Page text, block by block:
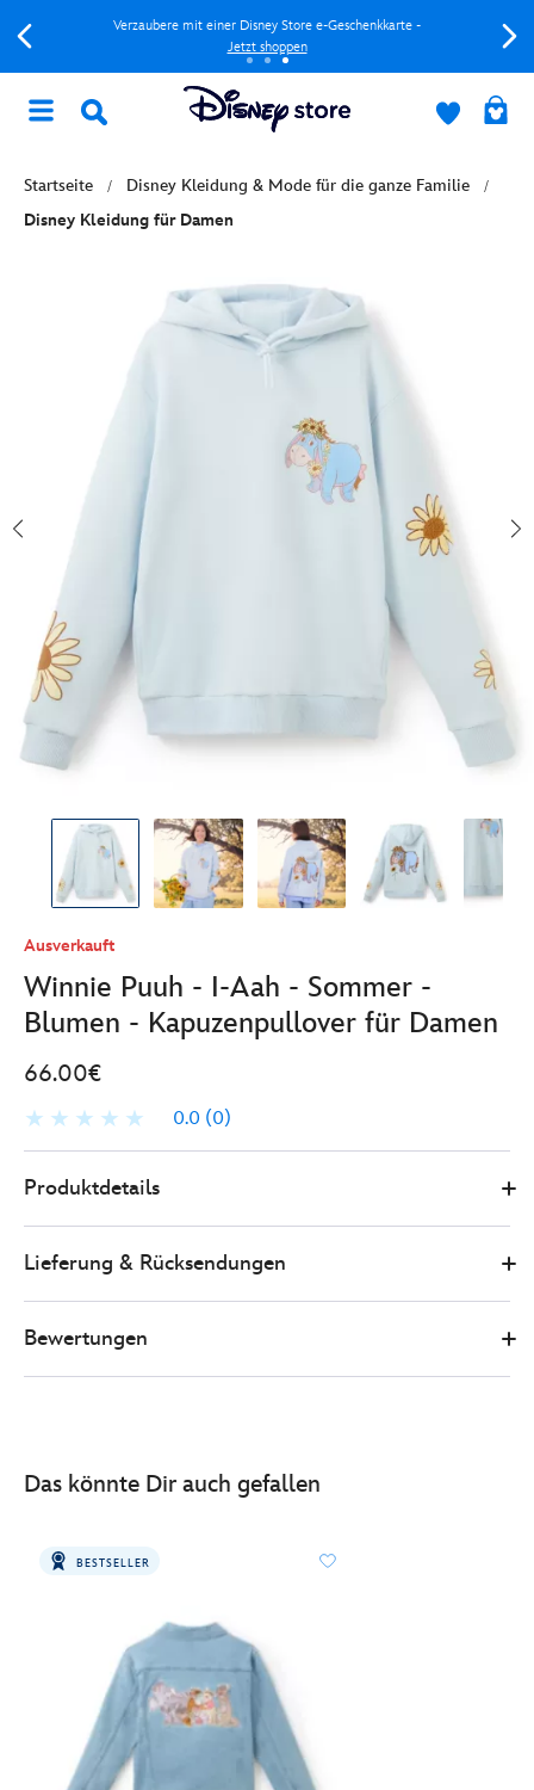
Verzaubere mit einer Disney Store e-Geschenkkarte -
Jetzt shoppen
Startseite
Disney Kleidung & Mode für die ganze Familie
Disney Kleidung für Damen
Ausverkauft
Winnie Puuh - I-Aah - Sommer -
Blumen - Kapuzenpullover für Damen
66.00€
0.0 (0)
66.00
https://www.disneystore.de/winnie-
puuh-
5108050290148M.html
http://schema.org/OutOfStock
Produktdetails
Lieferung & Rücksendungen
Bewertungen
Das könnte Dir auch gefallen
BESTSELLER